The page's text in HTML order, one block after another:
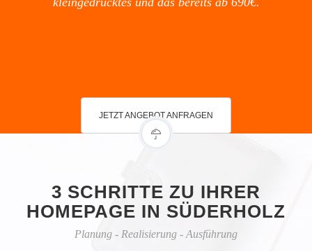
JETZT ANGEBOT ANFRAGEN
3 SCHRITTE ZU IHRER
HOMEPAGE IN SÜDERHOLZ
Planung - Realisierung - Ausführung